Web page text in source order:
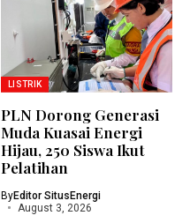
LISTRIK
PLN Dorong Generasi
Muda Kuasai Energi
Hijau, 250 Siswa Ikut
Pelatihan
ByEditor SitusEnergi
August 3, 2026